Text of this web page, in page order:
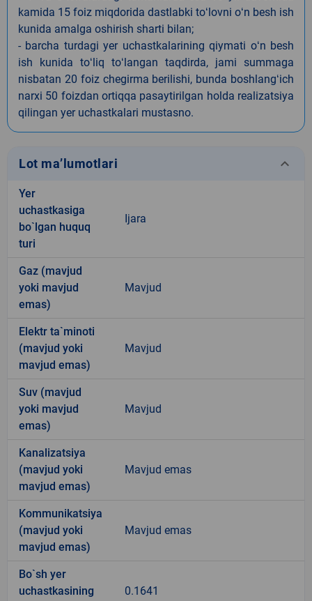
kamida 15 foiz miqdorida dastlabki toʻlovni oʻn besh ish
kunida amalga oshirish sharti bilan;
- barcha turdagi yer uchastkalarining qiymati oʻn besh
ish kunida toʻliq toʻlangan taqdirda, jami summaga
nisbatan 20 foiz chegirma berilishi, bunda boshlangʻich
narxi 50 foizdan ortiqqa pasaytirilgan holda realizatsiya
qilingan yer uchastkalari mustasno.
Lot ma’lumotlari keyboard_arrow_down
Yer
uchastkasiga
bo`lgan huquq
turi
Ijara
Gaz (mavjud
yoki mavjud
emas)
Mavjud
Elektr ta`minoti
(mavjud yoki
mavjud emas)
Mavjud
Suv (mavjud
yoki mavjud
emas)
Mavjud
Kanalizatsiya
(mavjud yoki
mavjud emas)
Mavjud emas
Kommunikatsiya
(mavjud yoki
mavjud emas)
Mavjud emas
Bo`sh yer
uchastkasining
0.1641